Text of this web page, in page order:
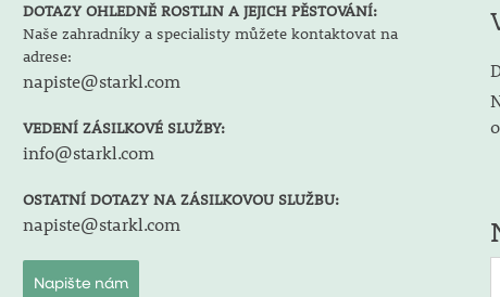
DOTAZY OHLEDNĚ ROSTLIN A JEJICH PĚSTOVÁNÍ:
Naše zahradníky a specialisty můžete kontaktovat na
adrese:
napiste@starkl.com
VEDENÍ ZÁSILKOVÉ SLUŽBY:
info@starkl.com
OSTATNÍ DOTAZY NA ZÁSILKOVOU SLUŽBU:
napiste@starkl.com
Napište nám